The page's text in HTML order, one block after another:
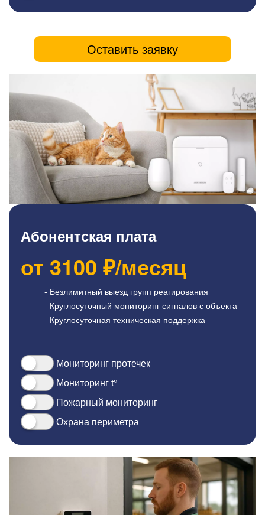
Оставить заявку
Абонентская плата
от 3100 ₽/месяц
- Безлимитный выезд групп реагирования
- Круглосуточный мониторинг сигналов с объекта
- Круглосуточная техническая поддержка
Мониторинг протечек
Мониторинг t°
Пожарный мониторинг
Охрана периметра